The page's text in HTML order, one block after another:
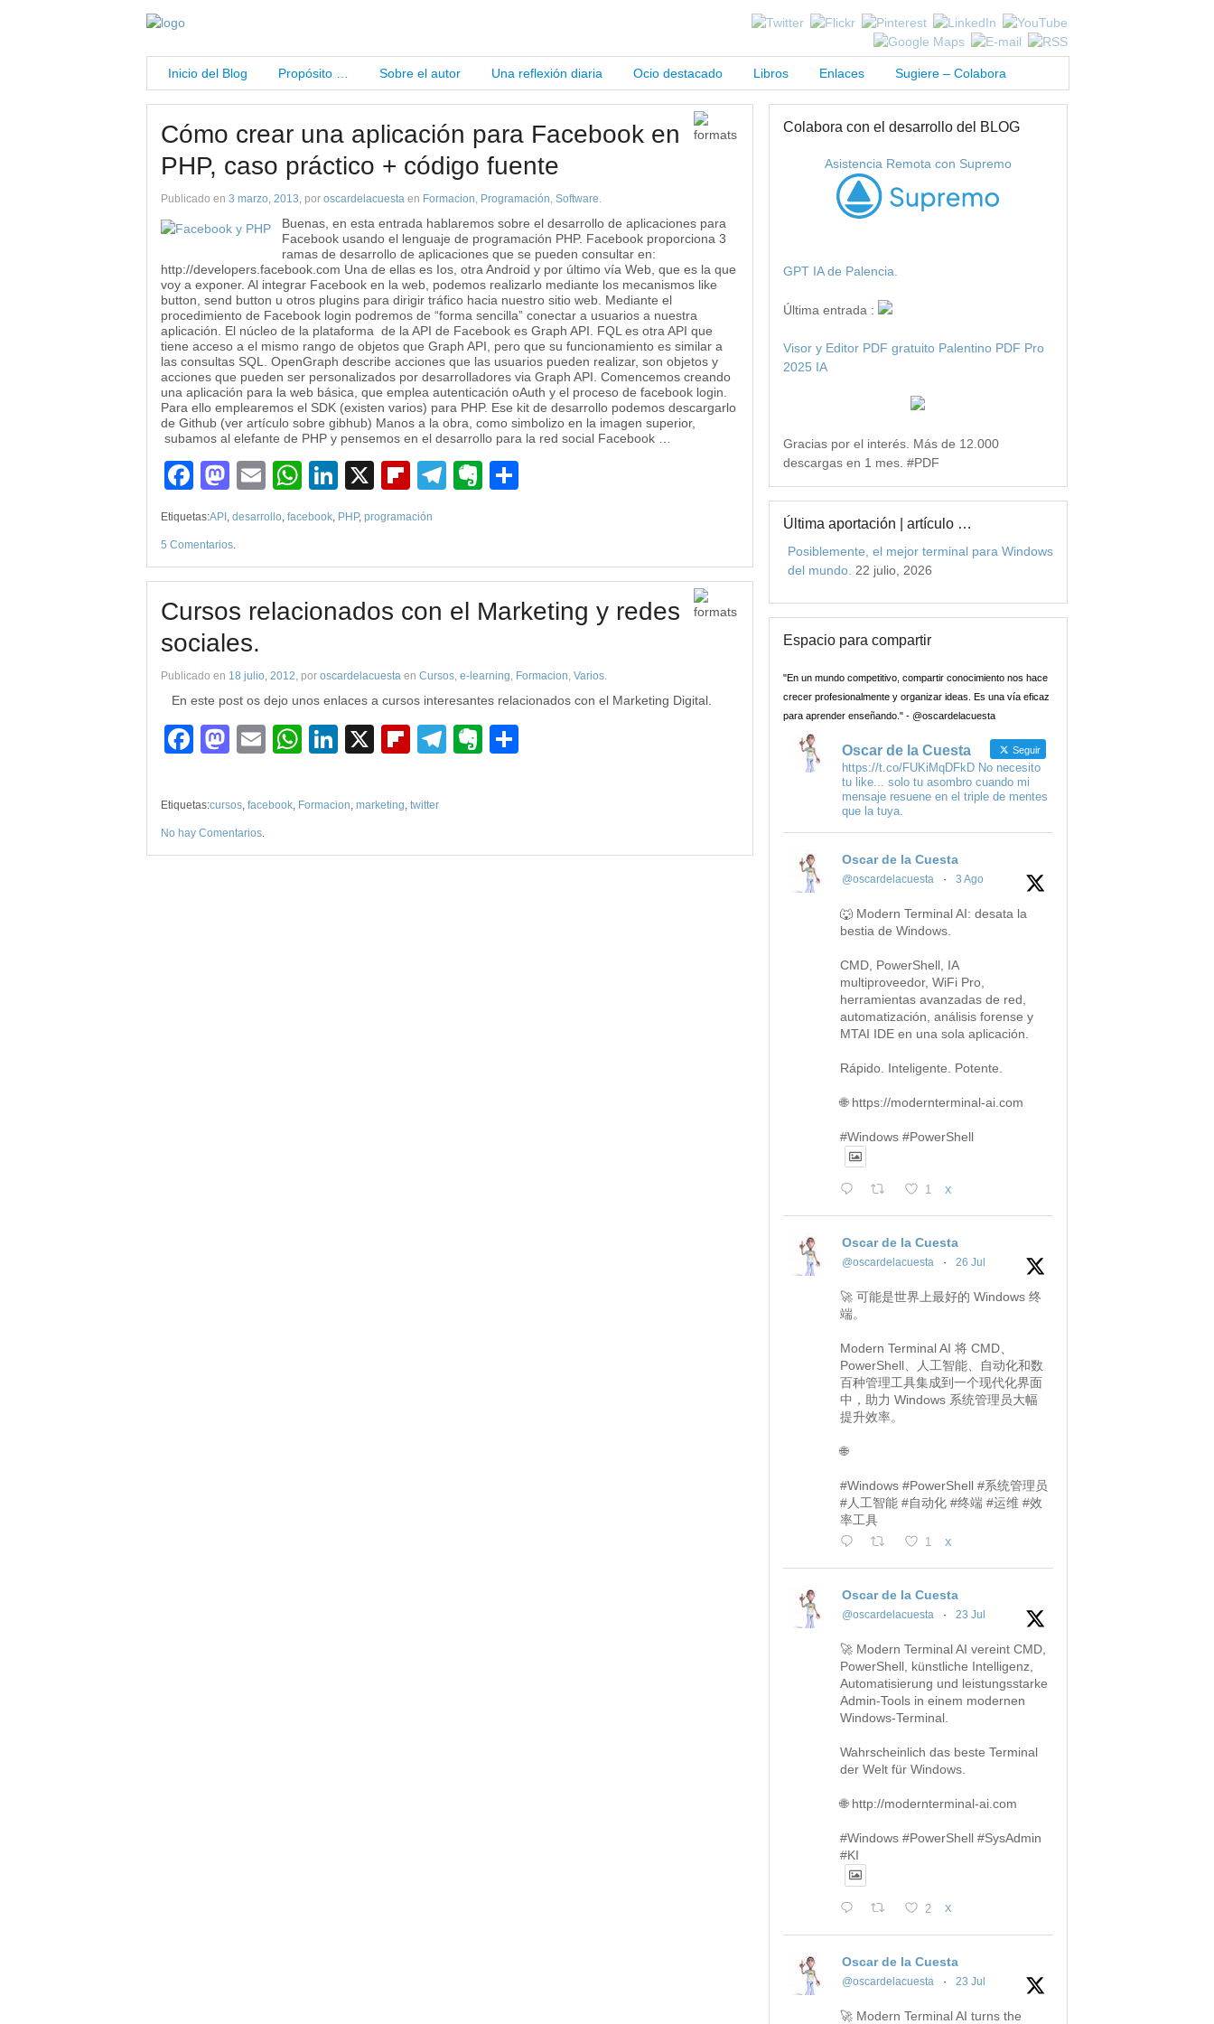
Inicio del Blog Propósito … Sobre el autor Una reflexión diaria Ocio destacado Libros Enlaces Sugiere – Colabora
Cómo crear una aplicación para Facebook en
PHP, caso práctico + código fuente
Publicado en 3 marzo, 2013, por oscardelacuesta en Formacion, Programación, Software.
Buenas, en esta entrada hablaremos sobre el desarrollo de aplicaciones para
Facebook usando el lenguaje de programación PHP. Facebook proporciona 3
ramas de desarrollo de aplicaciones que se pueden consultar en:
http://developers.facebook.com Una de ellas es Ios, otra Android y por último vía Web, que es la que
voy a exponer. Al integrar Facebook en la web, podemos realizarlo mediante los mecanismos like
button, send button u otros plugins para dirigir tráfico hacia nuestro sitio web. Mediante el
procedimiento de Facebook login podremos de “forma sencilla” conectar a usuarios a nuestra
aplicación. El núcleo de la plataforma de la API de Facebook es Graph API. FQL es otra API que
tiene acceso a el mismo rango de objetos que Graph API, pero que su funcionamiento es similar a
las consultas SQL. OpenGraph describe acciones que las usuarios pueden realizar, son objetos y
acciones que pueden ser personalizados por desarrolladores via Graph API. Comencemos creando
una aplicación para la web básica, que emplea autenticación oAuth y el proceso de facebook login.
Para ello emplearemos el SDK (existen varios) para PHP. Ese kit de desarrollo podemos descargarlo
de Github (ver artículo sobre gibhub) Manos a la obra, como simbolizo en la imagen superior,
subamos al elefante de PHP y pensemos en el desarrollo para la red social Facebook …
Facebook
Mastodon
EmailWhatsApp
LinkedIn
X Flipboard
Telegram
Evernote
Etiquetas:API , desarrollo, facebook, PHP, programación
5 Comentarios.
Cursos relacionados con el Marketing y redes
sociales.
Publicado en 18 julio, 2012, por oscardelacuesta en Cursos, e-learning, Formacion, Varios.
En este post os dejo unos enlaces a cursos interesantes relacionados con el Marketing Digital.
Facebook
Mastodon
EmailWhatsApp
LinkedIn
X Flipboard
Telegram
Evernote
Etiquetas:cursos, facebook, Formacion, marketing, twitter
No hay Comentarios.
Colabora con el desarrollo del BLOG
Asistencia Remota con Supremo
GPT IA de Palencia.
Última entrada :
Visor y Editor PDF gratuito Palentino PDF Pro
2025 IA
Gracias por el interés. Más de 12.000
descargas en 1 mes. #PDF
Última aportación | artículo …
Posiblemente, el mejor terminal para Windows
del mundo. 22 julio, 2026
Espacio para compartir
"En un mundo competitivo, compartir conocimiento nos hace
crecer profesionalmente y organizar ideas. Es una vía eficaz
para aprender enseñando." - @oscardelacuesta
Oscar de la Cuesta Seguir
https://t.co/FUKiMqDFkD No necesito
tu like... solo tu asombro cuando mi
mensaje resuene en el triple de mentes
que la tuya.
Oscar de la Cuesta
@oscardelacuesta · 3 Ago
🐺 Modern Terminal AI: desata la
bestia de Windows.
CMD, PowerShell, IA
multiproveedor, WiFi Pro,
herramientas avanzadas de red,
automatización, análisis forense y
MTAI IDE en una sola aplicación.
Rápido. Inteligente. Potente.
🌐 https://modernterminal-ai.com
#Windows #PowerShell
1 X
Oscar de la Cuesta
@oscardelacuesta · 26 Jul
🚀 可能是世界上最好的 Windows 终
端。
Modern Terminal AI 将 CMD、
PowerShell、人工智能、自动化和数
百种管理工具集成到一个现代化界面
中，助力 Windows 系统管理员大幅
提升效率。
🌐
#Windows #PowerShell #系统管理员
#人工智能 #自动化 #终端 #运维 #效
率工具
1 X
Oscar de la Cuesta
@oscardelacuesta · 23 Jul
🚀 Modern Terminal AI vereint CMD,
PowerShell, künstliche Intelligenz,
Automatisierung und leistungsstarke
Admin-Tools in einem modernen
Windows-Terminal.
Wahrscheinlich das beste Terminal
der Welt für Windows.
🌐 http://modernterminal-ai.com
#Windows #PowerShell #SysAdmin
#KI
2 X
Oscar de la Cuesta
@oscardelacuesta · 23 Jul
🚀 Modern Terminal AI turns the